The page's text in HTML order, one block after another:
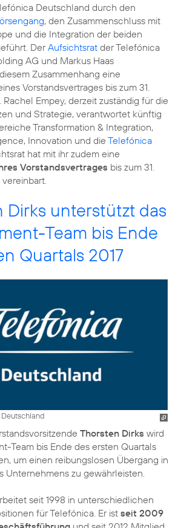
Deutschland durch den
, den Zusammenschluss mit
und die Integration der beiden
DerAufsichtsrat der Telefónica
AG und Markus Haas
Zusammenhang eine
Vorstandsvertrages bis zum 31.
Rachel Empey, derzeit zuständig für die
und Strategie, verantwortet künftig
Transformation & Integration,
Innovation und die Telefónica
hat mit ihr zudem eine
Vorstandsvertrages bis zum 31.
Dirks unterstützt das
Team bis Ende
Quartals 2017
Thorsten Dirks wird
Team bis Ende des ersten Quartals
um einen reibungslosen Übergang in
Unternehmens zu gewährleisten.
seit 1998 in unterschiedlichen
für Telefónica. Er ist seit 2009